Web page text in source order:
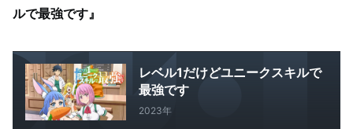
ルで最強です』
レベル1だけどユニークスキルで
最強です
2023年